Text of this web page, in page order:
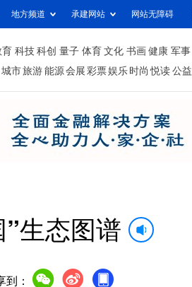
地方频道 承建网站 网站无障碍
育 科技 科创 量子 体育 文化 书画 健康 军事
城市旅游 能源 会展 彩票娱乐 时尚 悦读 公益
生态图谱
到：